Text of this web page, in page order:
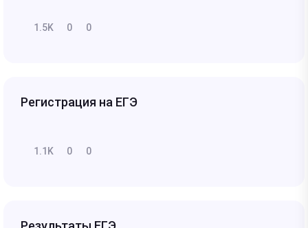
1.5K 0 0
Регистрация на ЕГЭ
1.1K 0 0